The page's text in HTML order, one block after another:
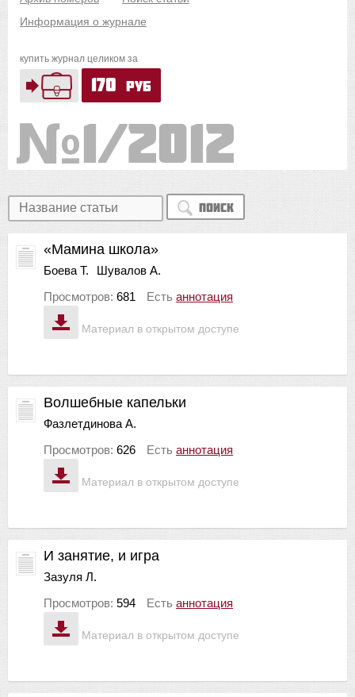
Информация о журнале
купить журнал целиком за
170 руб
1/2012
Поиск
Материал в открытом доступе
«Мамина школа»
Боева Т.
Шувалов А.
Просмотров: 681 Есть аннотация
Материал в открытом доступе
Волшебные капельки
Фазлетдинова А.
Просмотров: 626 Есть аннотация
Материал в открытом доступе
И занятие, и игра
Зазуля Л.
Просмотров: 594 Есть аннотация